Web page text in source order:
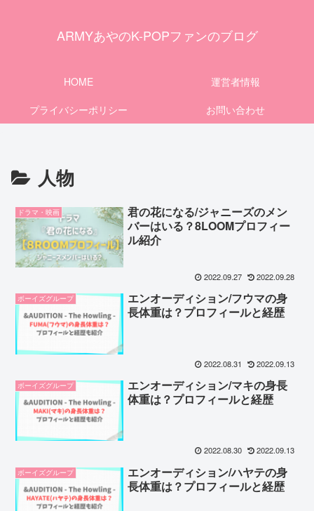
ARMYあやのK-POPファンのブログ
HOME
運営者情報
プライバシーポリシー
お問い合わせ
人物
ドラマ・映画
君の花になる/ジャニーズのメン
バーはいる？8LOOMプロフィー
ル紹介
2022.09.27 2022.09.28
ボーイズグループ
エンオーディション/フウマの身
長体重は？プロフィールと経歴
2022.08.31 2022.09.13
ボーイズグループ
エンオーディション/マキの身長
体重は？プロフィールと経歴
2022.08.30 2022.09.13
ボーイズグループ
エンオーディション/ハヤテの身
長体重は？プロフィールと経歴